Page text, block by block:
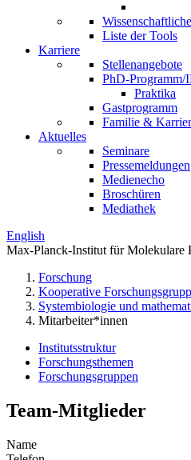
Liste der Tools
Karriere
Stellenangebote
PhD-Programm/
Praktika
Gastprogramm
Familie &
Aktuelles
Seminare
Pressemeldungen
Medienecho
Broschüren
Mediathek
English
Max-Planck-Institut für Molekulare
Forschung
Kooperative
Systembiologie und
Mitarbeiter*innen
Institutsstruktur
Forschungsthemen
Forschungsgruppen
Team-Mitglieder
Name